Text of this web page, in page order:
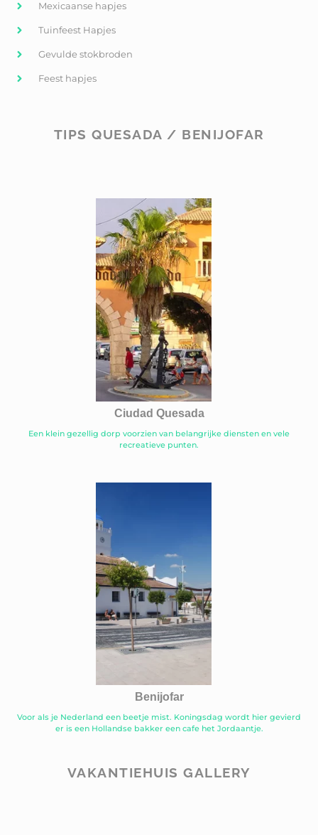
Mexicaanse hapjes
Tuinfeest Hapjes
Gevulde stokbroden
Feest hapjes
TIPS QUESADA / BENIJOFAR
Ciudad Quesada
Een klein gezellig dorp voorzien van belangrijke diensten en vele
recreatieve punten.
Benijofar
Voor als je Nederland een beetje mist. Koningsdag wordt hier gevierd
er is een Hollandse bakker een cafe het Jordaantje.
VAKANTIEHUIS GALLERY